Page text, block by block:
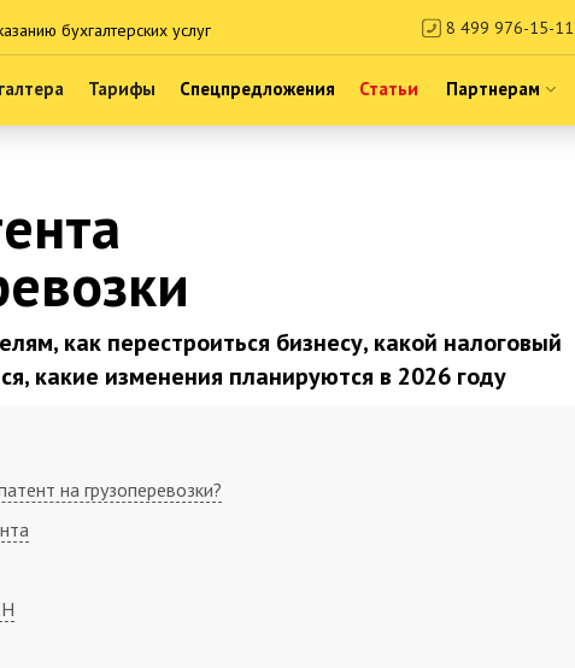
бухгалтерских услуг 8 499 976-15-11
Тарифы Спецпредложения Статьи Партнерам
как перестроиться бизнесу, какой налоговый
какие изменения планируются в 2026 году
на грузоперевозки?